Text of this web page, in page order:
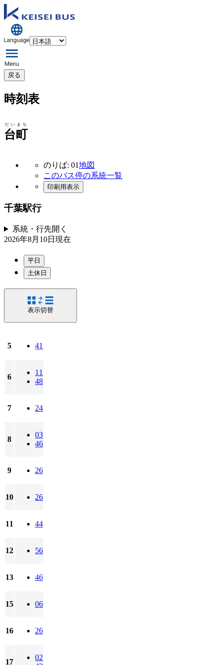
戻る
時刻表
台町
だいまち
のりば: 01地図
このバス停の系統一覧
印刷用表示
千葉駅行
系統・行先開く
2026年8月10日 現在
平日
土休日
表示切替
5 41
6
11
48
7 24
8
03
46
9 26
10 26
11 44
12 56
13 46
15 06
16 26
17
02